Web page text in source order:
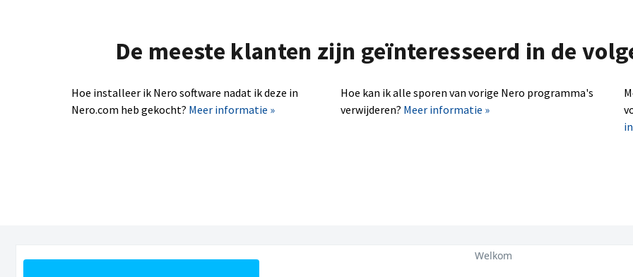
De meeste klanten zijn geïnteresseerd in de
Hoe installeer ik Nero software nadat ik deze in
Nero.com heb gekocht? Meer informatie »
Hoe kan ik alle sporen van vorige Nero programma's
verwijderen? Meer informatie »
Welkom